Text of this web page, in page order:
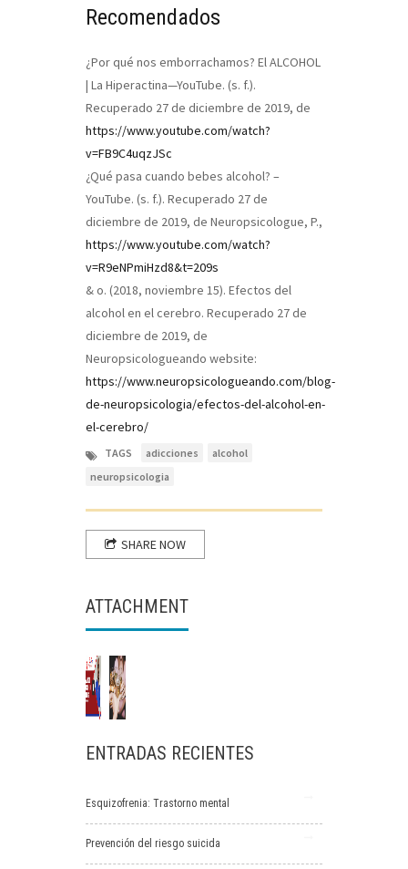
Recomendados
¿Por qué nos emborrachamos? El ALCOHOL
| La Hiperactina—YouTube. (s. f.).
Recuperado 27 de diciembre de 2019, de
https://www.youtube.com/watch?
v=FB9C4uqzJSc
¿Qué pasa cuando bebes alcohol? –
YouTube. (s. f.). Recuperado 27 de
diciembre de 2019, de
https://www.youtube.com/watch?
v=R9eNPmiHzd8&t=209s
Neuropsicologue, P.,
& o. (2018, noviembre 15). Efectos del
alcohol en el cerebro. Recuperado 27 de
diciembre de 2019, de
Neuropsicologueando website:
https://www.neuropsicologueando.com/blog-
de-neuropsicologia/efectos-del-alcohol-en-
el-cerebro/
TAGS adicciones
alcohol
neuropsicologia
SHARE NOW
ATTACHMENT
ENTRADAS RECIENTES
Esquizofrenia: Trastorno mental
Prevención del riesgo suicida